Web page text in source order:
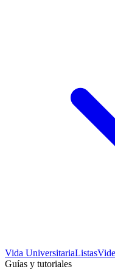
Vida UniversitariaListas
Guías y tutoriales